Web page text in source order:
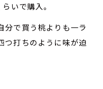
いで購入。
分で買う桃よりも一ラ
つ打ちのように味が迫